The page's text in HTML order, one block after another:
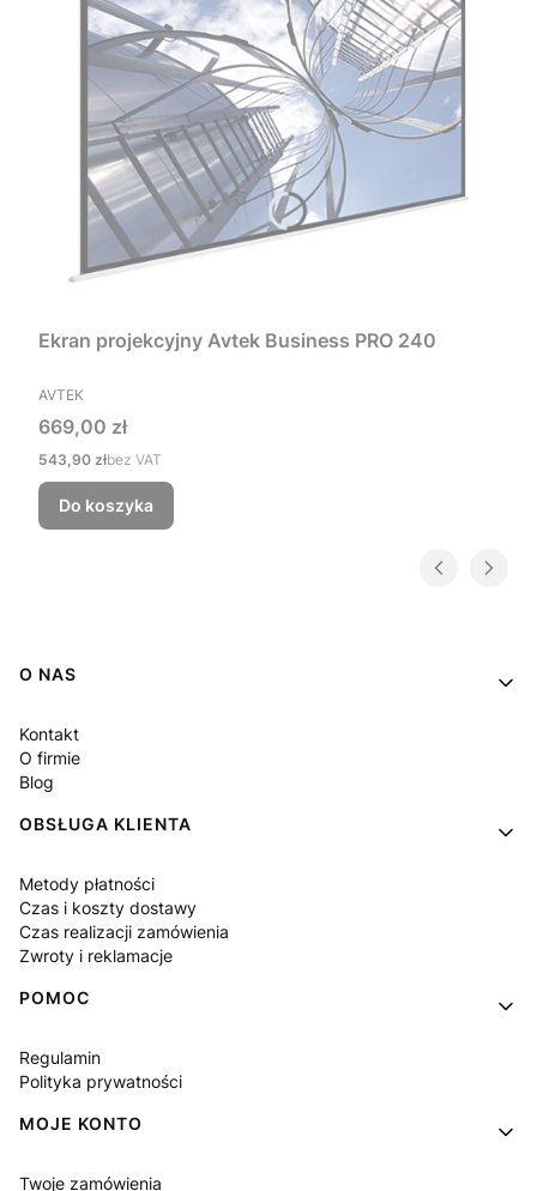
Ekran projekcyjny Avtek Business PRO 240
PRODUCENT
AVTEK
Cena
669,00 zł
Cena
543,90 złbez VAT
Do koszyka
Linki w stopce
O NAS
Kontakt
O firmie
Blog
OBSŁUGA KLIENTA
Metody płatności
Czas i koszty dostawy
Czas realizacji zamówienia
Zwroty i reklamacje
POMOC
Regulamin
Polityka prywatności
MOJE KONTO
Twoje zamówienia